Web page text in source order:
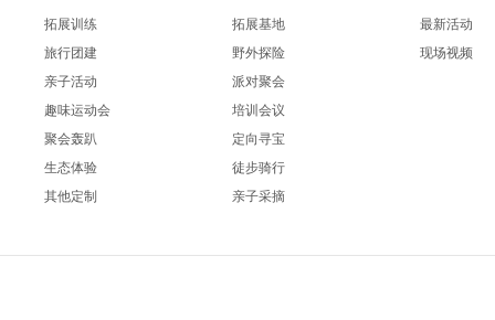
拓展训练
旅行团建
亲子活动
趣味运动会
聚会轰趴
生态体验
其他定制
拓展基地
野外探险
派对聚会
培训会议
定向寻宝
徒步骑行
亲子采摘
最新活动
现场视频